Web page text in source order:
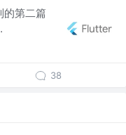
的第二篇
38